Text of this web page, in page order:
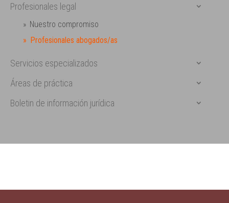
Profesionales legal
Nuestro compromiso
Profesionales abogados/as
Servicios especializados
Áreas de práctica
Boletin de información jurídica